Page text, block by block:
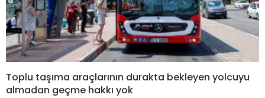
Toplu taşıma araçlarının durakta bekleyen yolcuyu
almadan geçme hakkı yok